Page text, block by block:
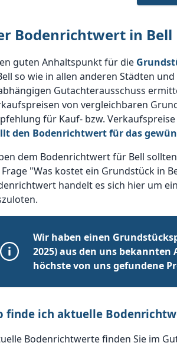
Bodenrichtwert in Bell
guten Anhaltspunkt für die
so wie in allen anderen Städten
Gutachterausschuss
von vergleichbaren
für Kauf- bzw.
den Bodenrichtwert für das
dem Bodenrichtwert für Bell
"Was kostet ein Grundstück in
handelt es sich hier um
Wir haben einen
2025) aus den uns
höchste von uns gefundene
finde ich aktuelle
Bodenrichtwerte finden Sie im